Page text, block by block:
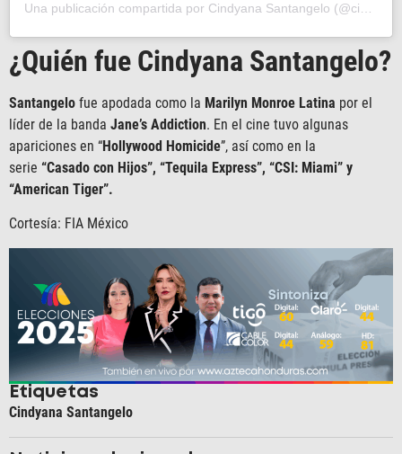
¿Quién fue Cindyana Santangelo?
Santangelo fue apodada como la Marilyn Monroe Latina por el
líder de la banda Jane’s Addiction. En el cine tuvo algunas
apariciones en “Hollywood Homicide”, así como en la
serie “Casado con Hijos”, “Tequila Express”, “CSI: Miami” y
“American Tiger”.
Cortesía: FIA México
Etiquetas
Cindyana Santangelo